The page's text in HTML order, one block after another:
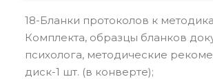
18-Бланки протоколов к
Комплекта, образцы бланков
психолога, методические
диск-1 шт. (в конверте);